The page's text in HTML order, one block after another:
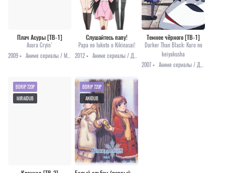
Плач Асуры [ТВ-1]
Asura Cryin'
2009 •
Слушайтесь папу!
Papa no Iukoto o Kikinasai!
2012 •
Темнее чёрного [ТВ-1]
Darker Than Black: Kuro no
keiyakusha
2007 •
BDRIP 720P
MIRAIDUB
BDRIP 720P
ANIDUB